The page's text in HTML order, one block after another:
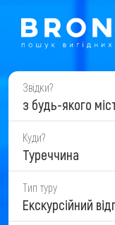
Звідки?
з будь-якого
Куди?
Туреччина
Тип туру
Екскурсійний